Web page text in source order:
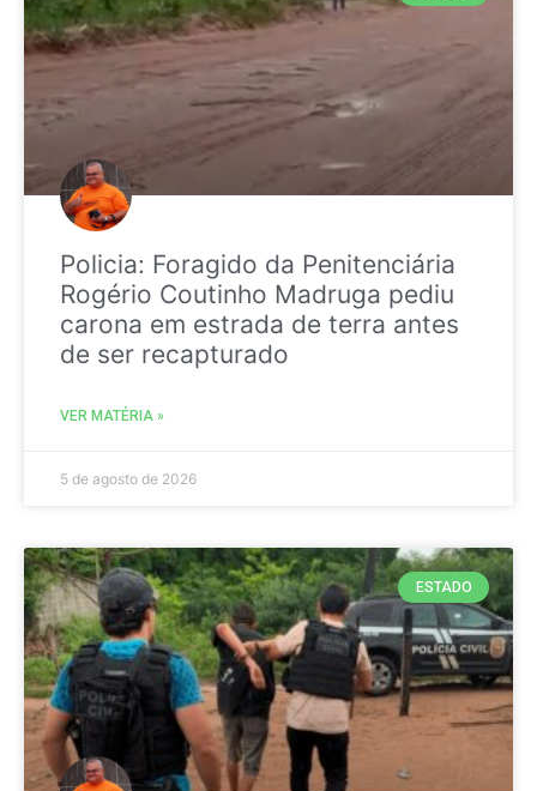
Policia: Foragido da Penitenciária
Rogério Coutinho Madruga pediu
carona em estrada de terra antes
de ser recapturado
VER MATÉRIA »
5 de agosto de 2026
ESTADO